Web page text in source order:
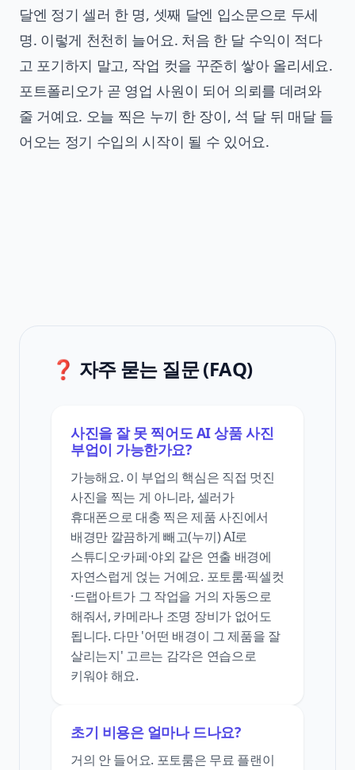
달엔 정기 셀러 한 명, 셋째 달엔 입소문으로 두세
명. 이렇게 천천히 늘어요. 처음 한 달 수익이 적다
고 포기하지 말고, 작업 컷을 꾸준히 쌓아 올리세요.
포트폴리오가 곧 영업 사원이 되어 의뢰를 데려와
줄 거예요. 오늘 찍은 누끼 한 장이, 석 달 뒤 매달 들
어오는 정기 수입의 시작이 될 수 있어요.
❓ 자주 묻는 질문 (FAQ)
사진을 잘 못 찍어도 AI 상품 사진
부업이 가능한가요?
가능해요. 이 부업의 핵심은 직접 멋진
사진을 찍는 게 아니라, 셀러가
휴대폰으로 대충 찍은 제품 사진에서
배경만 깔끔하게 빼고(누끼) AI로
스튜디오·카페·야외 같은 연출 배경에
자연스럽게 얹는 거예요. 포토룸·픽셀컷
·드랩아트가 그 작업을 거의 자동으로
해줘서, 카메라나 조명 장비가 없어도
됩니다. 다만 '어떤 배경이 그 제품을 잘
살리는지' 고르는 감각은 연습으로
키워야 해요.
초기 비용은 얼마나 드나요?
거의 안 들어요. 포토룸은 무료 플랜이